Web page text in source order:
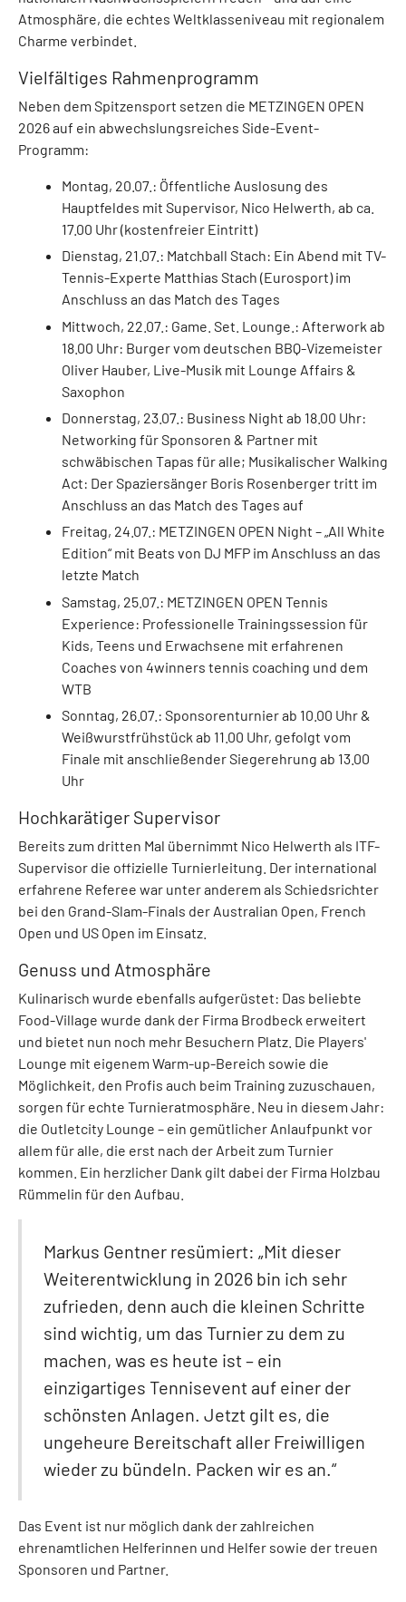
Atmosphäre, die echtes Weltklasseniveau mit regionalem
Charme verbindet.
Vielfältiges Rahmenprogramm
Neben dem Spitzensport setzen die METZINGEN OPEN
2026 auf ein abwechslungsreiches Side-Event-
Programm:
Montag, 20.07.: Öffentliche Auslosung des
Hauptfeldes mit Supervisor, Nico Helwerth, ab ca.
17.00 Uhr (kostenfreier Eintritt)
Dienstag, 21.07.: Matchball Stach: Ein Abend mit TV-
Tennis-Experte Matthias Stach (Eurosport) im
Anschluss an das Match des Tages
Mittwoch, 22.07.: Game. Set. Lounge.: Afterwork ab
18.00 Uhr: Burger vom deutschen BBQ-Vizemeister
Oliver Hauber, Live-Musik mit Lounge Affairs &
Saxophon
Donnerstag, 23.07.: Business Night ab 18.00 Uhr:
Networking für Sponsoren & Partner mit
schwäbischen Tapas für alle; Musikalischer Walking
Act: Der Spaziersänger Boris Rosenberger tritt im
Anschluss an das Match des Tages auf
Freitag, 24.07.: METZINGEN OPEN Night – „All White
Edition“ mit Beats von DJ MFP im Anschluss an das
letzte Match
Samstag, 25.07.: METZINGEN OPEN Tennis
Experience: Professionelle Trainingssession für
Kids, Teens und Erwachsene mit erfahrenen
Coaches von 4winners tennis coaching und dem
WTB
Sonntag, 26.07.: Sponsorenturnier ab 10.00 Uhr &
Weißwurstfrühstück ab 11.00 Uhr, gefolgt vom
Finale mit anschließender Siegerehrung ab 13.00
Uhr
Hochkarätiger Supervisor
Bereits zum dritten Mal übernimmt Nico Helwerth als ITF-
Supervisor die offizielle Turnierleitung. Der international
erfahrene Referee war unter anderem als Schiedsrichter
bei den Grand-Slam-Finals der Australian Open, French
Open und US Open im Einsatz.
Genuss und Atmosphäre
Kulinarisch wurde ebenfalls aufgerüstet: Das beliebte
Food-Village wurde dank der Firma Brodbeck erweitert
und bietet nun noch mehr Besuchern Platz. Die Players'
Lounge mit eigenem Warm-up-Bereich sowie die
Möglichkeit, den Profis auch beim Training zuzuschauen,
sorgen für echte Turnieratmosphäre. Neu in diesem Jahr:
die Outletcity Lounge – ein gemütlicher Anlaufpunkt vor
allem für alle, die erst nach der Arbeit zum Turnier
kommen. Ein herzlicher Dank gilt dabei der Firma Holzbau
Rümmelin für den Aufbau.
Markus Gentner resümiert: „Mit dieser
Weiterentwicklung in 2026 bin ich sehr
zufrieden, denn auch die kleinen Schritte
sind wichtig, um das Turnier zu dem zu
machen, was es heute ist – ein
einzigartiges Tennisevent auf einer der
schönsten Anlagen. Jetzt gilt es, die
ungeheure Bereitschaft aller Freiwilligen
wieder zu bündeln. Packen wir es an.“
Das Event ist nur möglich dank der zahlreichen
ehrenamtlichen Helferinnen und Helfer sowie der treuen
Sponsoren und Partner.